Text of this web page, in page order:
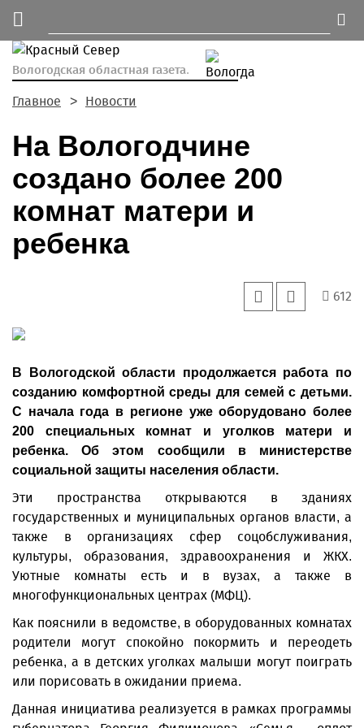
Вологодская областная газета.
Главное Новости
На Вологодчине
создано более 200
комнат матери и
ребенка
612
В Вологодской области продолжается работа по
созданию комфортной среды для семей с детьми.
С начала года в регионе уже оборудовано более
200 специальных комнат и уголков матери и
ребенка. Об этом сообщили в министерстве
социальной защиты населения области.
Эти пространства открываются в зданиях
государственных и муниципальных органов власти, а
также в организациях сфер соцобслуживания,
культуры, образования, здравоохранения и ЖКХ.
Уютные комнаты есть и в вузах, а также в
многофункциональных центрах (МФЦ).
Как пояснили в ведомстве, в оборудованных комнатах
родители могут спокойно покормить и переодеть
ребенка, а в детских уголках малыши могут поиграть
или порисовать в ожидании приема.
Данная инициатива реализуется в рамках программы